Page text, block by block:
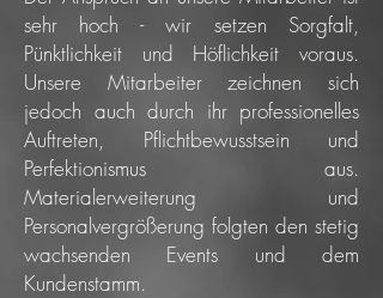
sehr hoch - wir setzen Sorgfalt,
Pünktlichkeit und Höflichkeit voraus.
Unsere Mitarbeiter zeichnen sich
jedoch auch durch ihr professionelles
Auftreten, Pflichtbewusstsein und
Perfektionismus aus.
Materialerweiterung und
Personalvergrößerung folgten den stetig
wachsenden Events und dem
Kundenstamm.